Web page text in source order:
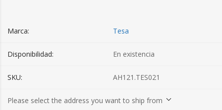
Marca: Tesa
Disponibilidad: En existencia
SKU: AH121.TES021
Please select the address you want to ship from